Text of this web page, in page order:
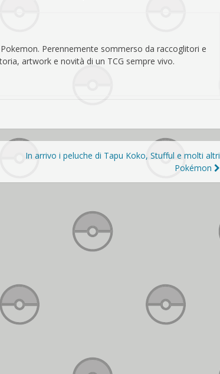
Perennemente sommerso da raccoglitori e
artwork e novità di un TCG sempre vivo.
In arrivo i peluche di Tapu Koko, Stufful e molti altri
Pokémon